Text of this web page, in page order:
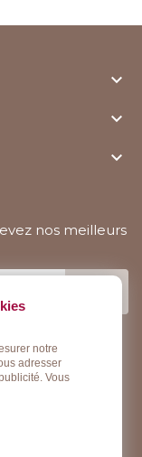



nos meilleurs
notre
adresser
Vous